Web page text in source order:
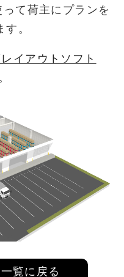
て荷主にプランを
。
イアウトソフト
覧に戻る